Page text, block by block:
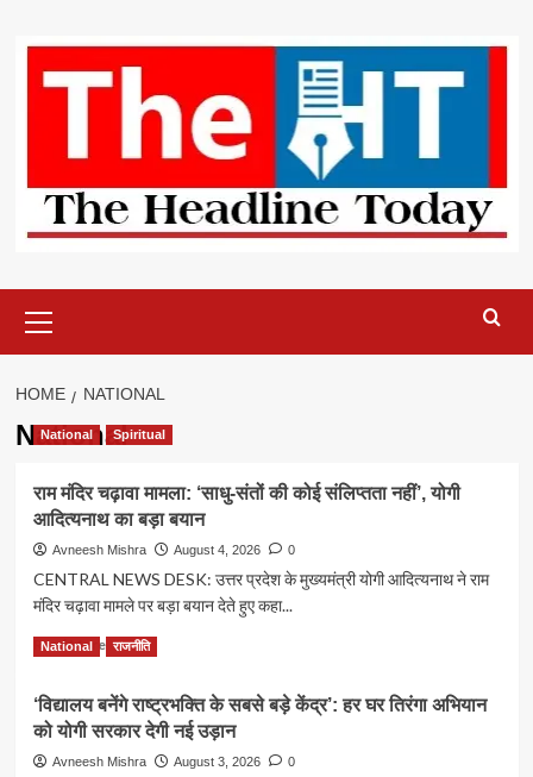
content
Menu
HOME NATIONAL
National
National Spiritual
राम मंदिर चढ़ावा मामला: ‘साधु-संतों की कोई संलिप्तता नहीं’, योगी
आदित्यनाथ का बड़ा बयान
Avneesh Mishra August 4, 2026 0
CENTRAL NEWS DESK: उत्तर प्रदेश के मुख्यमंत्री योगी आदित्यनाथ ने राम
मंदिर चढ़ावा मामले पर बड़ा बयान देते हुए कहा...
Read MoreRead
more
राम
मंदिर
चढ़ावा
National राजनीति
‘विद्यालय बनेंगे राष्ट्रभक्ति के सबसे बड़े केंद्र’: हर घर तिरंगा अभियान
को योगी सरकार देगी नई उड़ान
Avneesh Mishra August 3, 2026 0